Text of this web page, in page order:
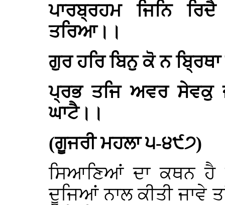
ਪਾਰਬ੍ਰਹਮ ਜਿਨਿ
ਤਰਿਆ।।
ਗੁਰ ਹਰਿ ਬਿਨੁ ਕੋ ਨ
ਪ੍ਰਭ ਤਜਿ ਅਵਰ ਸੇਵਕੁ
ਘਾਟੈ।।
(ਗੂਜਰੀ ਮਹਲਾ ੫-੪੯੭)
ਸਿਆਣਿਆਂ ਦਾ ਕਥਨ ਹੈ
ਦੂਜਿਆਂ ਨਾਲ ਕੀਤੀ ਜਾਵੇ